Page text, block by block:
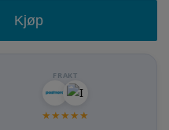
Kjøp
FRAKT
★★★★★